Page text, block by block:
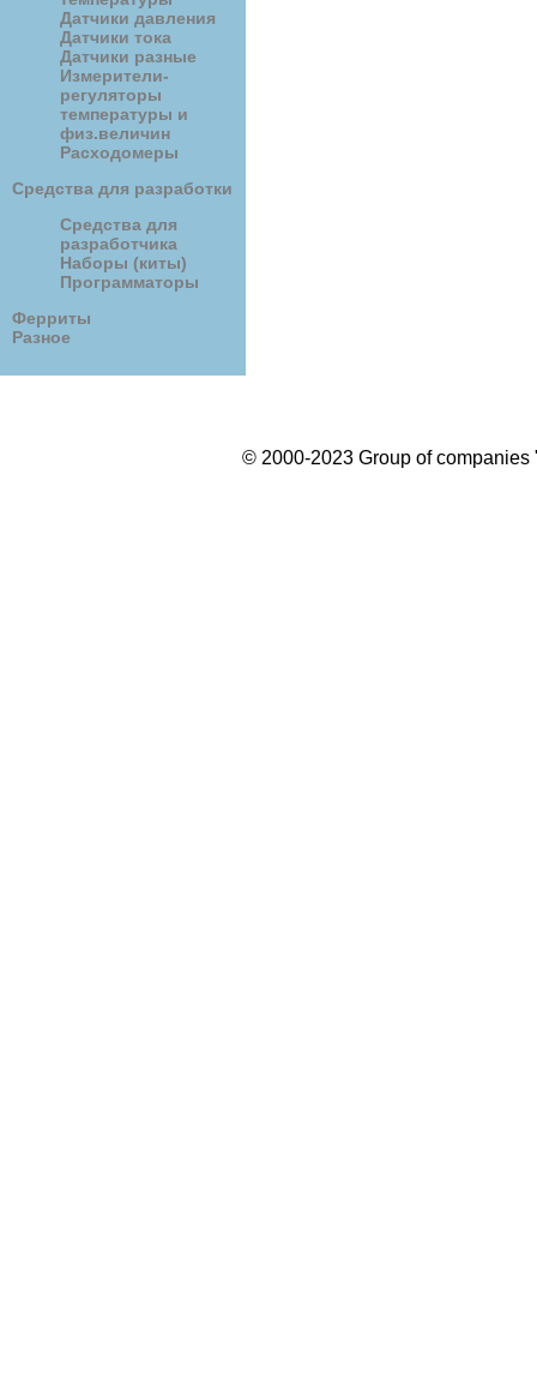
Датчики давления
Датчики тока
Датчики разные
Измерители-
регуляторы
температуры и
физ.величин
Расходомеры
Средства для разработки
Средства для
разработчика
Наборы (киты)
Программаторы
Ферриты
Разное
© 2000-2023 Group of